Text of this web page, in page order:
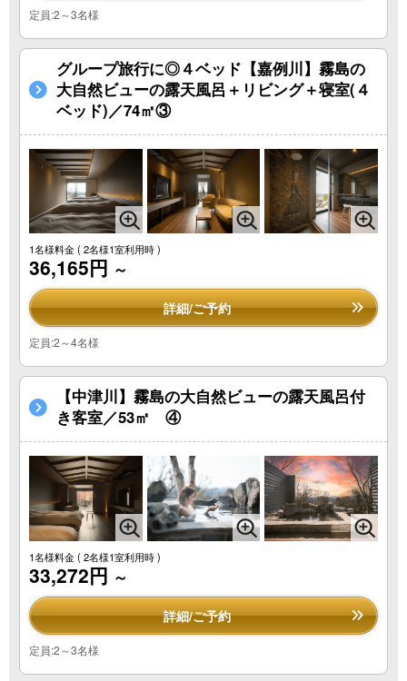
定員:2～3名様
グループ旅行に◎４ベッド【嘉例川】霧島の
大自然ビューの露天風呂＋リビング＋寝室(４
ベッド)／74㎡③
1名様料金( 2名様1室利用時 )
36,165円 ～
詳細/ご予約
定員:2～4名様
【中津川】霧島の大自然ビューの露天風呂付
き客室／53㎡ ④
1名様料金( 2名様1室利用時 )
33,272円 ～
詳細/ご予約
定員:2～3名様